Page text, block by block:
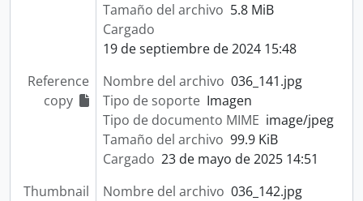
Tamaño del archivo 5.8 MiB
Cargado
19 de septiembre de 2024 15:48
Reference
copy
Nombre del archivo 036_141.jpg
Tipo de soporte Imagen
Tipo de documento MIME image/jpeg
Tamaño del archivo 99.9 KiB
Cargado 23 de mayo de 2025 14:51
Thumbnail
Nombre del archivo 036_142.jpg